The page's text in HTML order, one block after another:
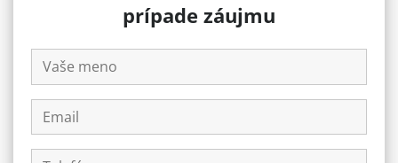
prípade záujmu